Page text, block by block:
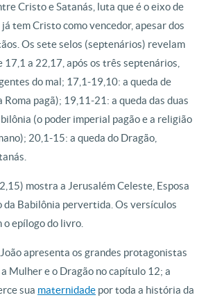
Cristo e Satanás, luta que é o eixo de
tem Cristo como vencedor, apesar dos
Os sete selos (septenários) revelam
17,1 a 22,17, após os três septenários,
do mal; 17,1-19,10: a queda de
pagã); 19,11-21: a queda das duas
(o poder imperial pagão e a religião
20,1-15: a queda do Dragão,
mostra a Jerusalém Celeste, Esposa
da Babilônia pervertida. Os versículos
epílogo do livro.
apresenta os grandes protagonistas
Mulher e o Dragão no capítulo 12; a
sua maternidade por toda a história da